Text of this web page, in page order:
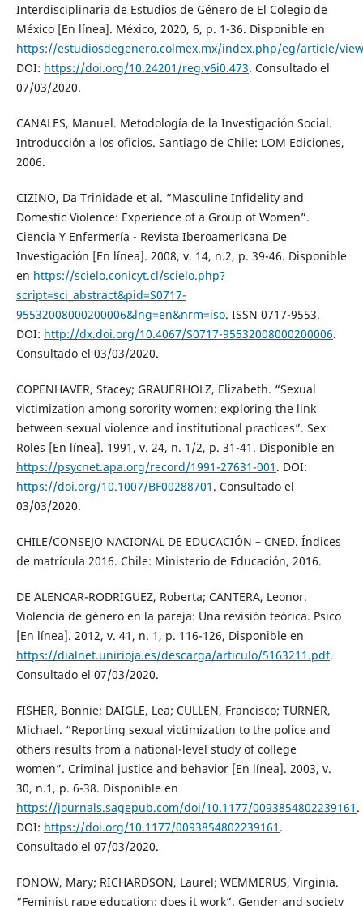
Interdisciplinaria de Estudios de Género de El Colegio de
México [En línea]. México, 2020, 6, p. 1-36. Disponible en
https://estudiosdegenero.colmex.mx/index.php/eg/article/
DOI: https://doi.org/10.24201/reg.v6i0.473. Consultado el
07/03/2020.
CANALES, Manuel. Metodología de la Investigación Social.
Introducción a los oficios. Santiago de Chile: LOM Ediciones,
2006.
CIZINO, Da Trinidade et al. “Masculine Infidelity and
Domestic Violence: Experience of a Group of Women”.
Ciencia Y Enfermería - Revista Iberoamericana De
Investigación [En línea]. 2008, v. 14, n.2, p. 39-46. Disponible
en https://scielo.conicyt.cl/scielo.php?
script=sci_abstract&pid=S0717-
95532008000200006&lng=en&nrm=iso. ISSN 0717-9553.
DOI: http://dx.doi.org/10.4067/S0717-95532008000200006.
Consultado el 03/03/2020.
COPENHAVER, Stacey; GRAUERHOLZ, Elizabeth. “Sexual
victimization among sorority women: exploring the link
between sexual violence and institutional practices”. Sex
Roles [En línea]. 1991, v. 24, n. 1/2, p. 31-41. Disponible en
https://psycnet.apa.org/record/1991-27631-001 . DOI:
https://doi.org/10.1007/BF00288701 . Consultado el
03/03/2020.
CHILE/CONSEJO NACIONAL DE EDUCACIÓN – CNED. Índices
de matrícula 2016. Chile: Ministerio de Educación, 2016.
DE ALENCAR-RODRIGUEZ, Roberta; CANTERA, Leonor.
Violencia de género en la pareja: Una revisión teórica. Psico
[En línea]. 2012, v. 41, n. 1, p. 116-126, Disponible en
https://dialnet.unirioja.es/descarga/articulo/5163211.pdf.
Consultado el 07/03/2020.
FISHER, Bonnie; DAIGLE, Lea; CULLEN, Francisco; TURNER,
Michael. “Reporting sexual victimization to the police and
others results from a national-level study of college
women”. Criminal justice and behavior [En línea]. 2003, v.
30, n.1, p. 6-38. Disponible en
https://journals.sagepub.com/doi/10.1177/0093854802239161 .
DOI: https://doi.org/10.1177/0093854802239161 .
Consultado el 07/03/2020.
FONOW, Mary; RICHARDSON, Laurel; WEMMERUS, Virginia.
“Feminist rape education: does it work”. Gender and society